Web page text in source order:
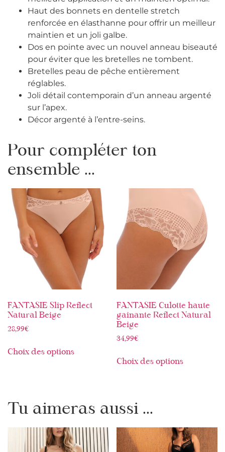
Haut des bonnets en dentelle stretch
renforcée en élasthanne pour offrir un meilleur
maintien et un joli galbe.
Dos en pointe avec un nouvel anneau biseauté
pour éviter que les bretelles ne tombent.
Bretelles peau de pêche entièrement
réglables.
Joli détail contemporain d’un anneau argenté
sur l’apex.
Décor argenté à l’entre-seins.
Pour compléter ton
ensemble ...
FANTASIE Slip Reflect
Natural Beige
28,99€
Choix des options
FANTASIE Culotte haute
gainante Reflect Natural
Beige
34,99€
Choix des options
Tu aimeras aussi ...